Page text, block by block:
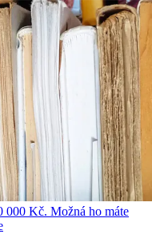
000 Kč. Možná ho máte